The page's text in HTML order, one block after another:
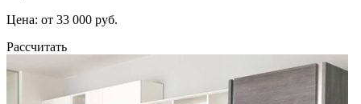
Цена: от 33 000 руб.
Рассчитать